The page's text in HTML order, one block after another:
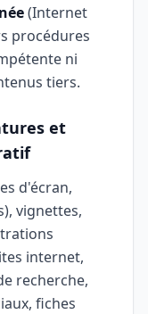
(Internet
procédures
ni
tiers.
et
d'écran,
vignettes,
internet,
recherche,
fiches